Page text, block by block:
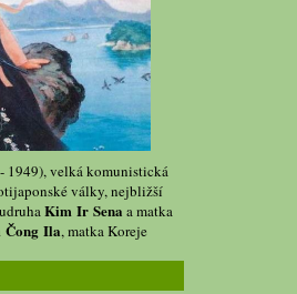
1949), velká komunistická
války, nejbližší
Kim Ir Sena a matka
Ila, matka Koreje